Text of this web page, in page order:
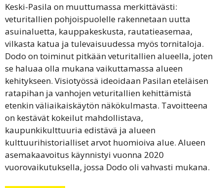
Keski-Pasila on muuttumassa merkittävästi:
veturitallien pohjoispuolelle rakennetaan uutta
asuinaluetta, kauppakeskusta, rautatieasemaa,
vilkasta katua ja tulevaisuudessa myös tornitaloja.
Dodo on toiminut pitkään veturitallien alueella, joten
se haluaa olla mukana vaikuttamassa alueen
kehitykseen. Visiotyössä ideoidaan Pasilan eteläisen
ratapihan ja vanhojen veturitallien kehittämistä
etenkin väliaikaiskäytön näkökulmasta. Tavoitteena
on kestävät kokeilut mahdollistava,
kaupunkikulttuuria edistävä ja alueen
kulttuurihistorialliset arvot huomioiva alue. Alueen
asemakaavoitus käynnistyi vuonna 2020
vuorovaikutuksella, jossa Dodo oli vahvasti mukana.